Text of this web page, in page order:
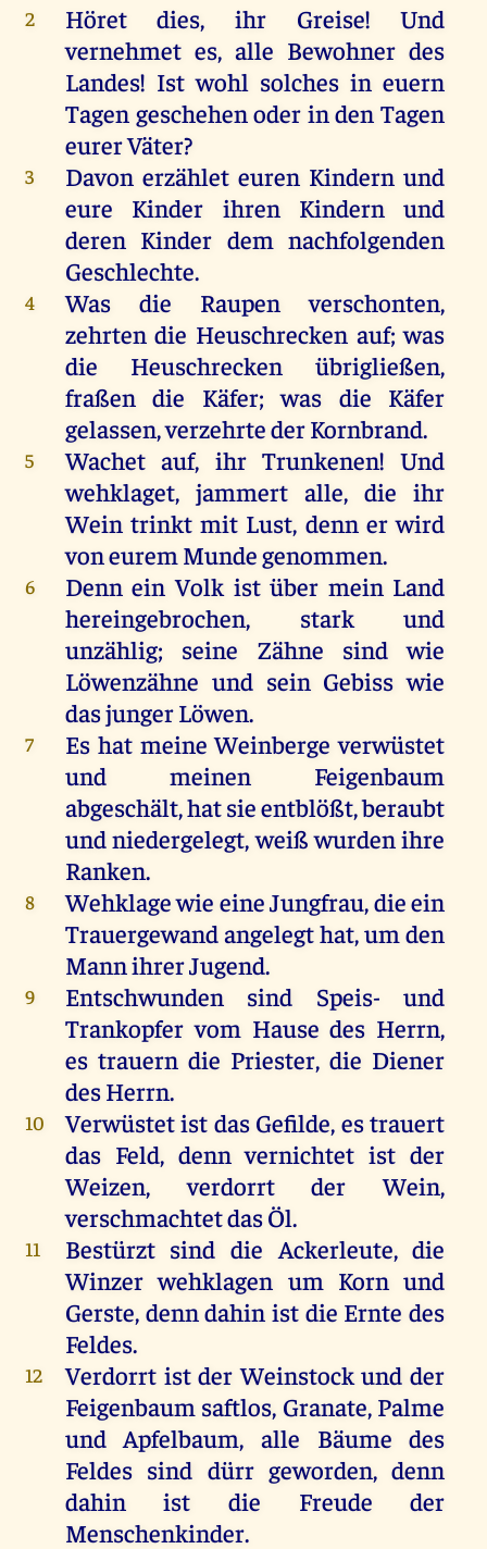
2
Höret dies, ihr Greise! Und
vernehmet es, alle Bewohner des
Landes! Ist wohl solches in euern
Tagen geschehen oder in den Tagen
eurer Väter?
3
Davon erzählet euren Kindern und
eure Kinder ihren Kindern und
deren Kinder dem nachfolgenden
Geschlechte.
4
Was die Raupen verschonten,
zehrten die Heuschrecken auf; was
die Heuschrecken übrigließen,
fraßen die Käfer; was die Käfer
gelassen, verzehrte der Kornbrand.
5
Wachet auf, ihr Trunkenen! Und
wehklaget, jammert alle, die ihr
Wein trinkt mit Lust, denn er wird
von eurem Munde genommen.
6
Denn ein Volk ist über mein Land
hereingebrochen, stark und
unzählig; seine Zähne sind wie
Löwenzähne und sein Gebiss wie
das junger Löwen.
7
Es hat meine Weinberge verwüstet
und meinen Feigenbaum
abgeschält, hat sie entblößt, beraubt
und niedergelegt, weiß wurden ihre
Ranken.
8
Wehklage wie eine Jungfrau, die ein
Trauergewand angelegt hat, um den
Mann ihrer Jugend.
9
Entschwunden sind Speis- und
Trankopfer vom Hause des Herrn,
es trauern die Priester, die Diener
des Herrn.
10
Verwüstet ist das Gefilde, es trauert
das Feld, denn vernichtet ist der
Weizen, verdorrt der Wein,
verschmachtet das Öl.
11
Bestürzt sind die Ackerleute, die
Winzer wehklagen um Korn und
Gerste, denn dahin ist die Ernte des
Feldes.
12
Verdorrt ist der Weinstock und der
Feigenbaum saftlos, Granate, Palme
und Apfelbaum, alle Bäume des
Feldes sind dürr geworden, denn
dahin ist die Freude der
Menschenkinder.